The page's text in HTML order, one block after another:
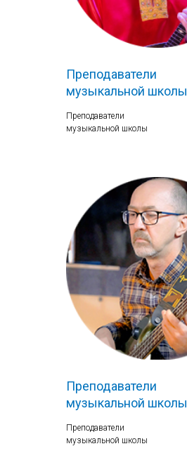
Преподаватели
музыкальной школы
Преподаватели
музыкальной школы
Преподаватели
музыкальной школы
Преподаватели
музыкальной школы